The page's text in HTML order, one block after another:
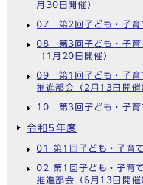
月30日開催）
07 第2回子ども・子育
08 第3回子ども・子育
（1月20日開催）
09 第1回子ども・子育
推進部会（2月13日開催
10 第3回子ども・子育
令和5年度
01 第1回子ども・子育
02 第1回子ども・子育
推進部会（6月13日開催